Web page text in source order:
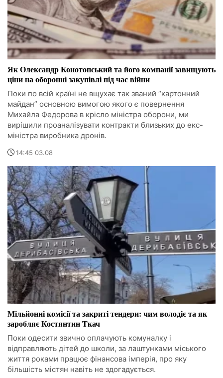
Як Олександр Конотопський та його компанії завищують
ціни на оборонні закупівлі під час війни
Поки по всій країні не вщухає так званий “картонний
майдан” основною вимогою якого є повернення
Михайла Федорова в крісло міністра оборони, ми
вирішили проаналізувати контракти близьких до екс-
міністра виробника дронів.
14:45 03.08
Мільйонні комісії та закриті тендери: чим володіє та як
заробляє Костянтин Ткач
Поки одесити звично оплачують комуналку і
відправляють дітей до школи, за лаштунками міського
життя роками працює фінансова імперія, про яку
більшість містян навіть не здогадується.